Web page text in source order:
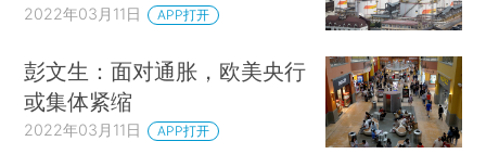
2022年03月11日 APP打开
彭文生：面对通胀，欧美央行
或集体紧缩
2022年03月11日 APP打开